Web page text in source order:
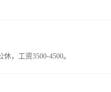
，工资3500-4500。